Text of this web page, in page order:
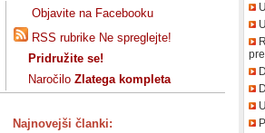
Objavite na Facebooku
RSS rubrike Ne spreglejte!
Pridružite se!
Naročilo Zlatega kompleta
Najnovejši članki: